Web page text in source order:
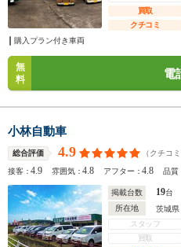
買取
クチコミ
購入プラン付き車両
無
料
電
小林自動車
総合評価 4.9 （クチコ
接客：4.9 雰囲気：4.8 アフター：4.8 品質
掲載台数 19台
所在地
茨城県
スタッフ
買取